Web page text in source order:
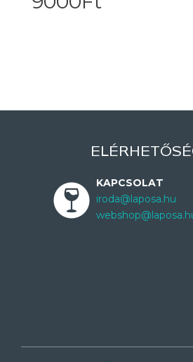
KAPCSOLAT
iroda@laposa.hu